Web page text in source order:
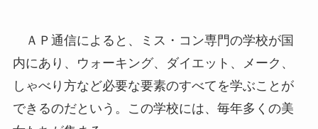
ＡＰ通信によると、ミス・コン専門の学校が国
内にあり、ウォーキング、ダイエット、メーク、
しゃべり方など必要な要素のすべてを学ぶことが
できるのだという。この学校には、毎年多くの美